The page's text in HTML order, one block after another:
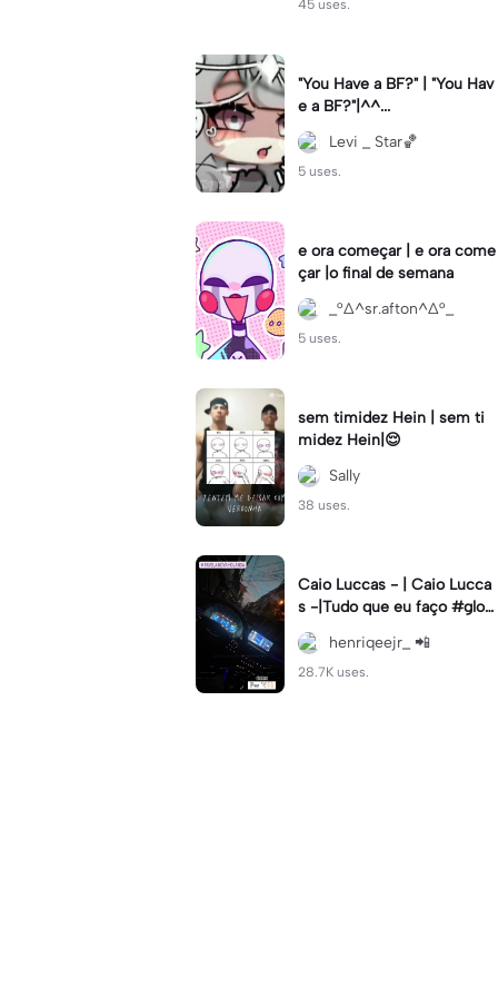
45 uses.
"You Have a BF?" | "You Hav
e a BF?"|^^...
Levi _ Star🏀
5 uses.
e ora começar | e ora come
çar |o final de semana
_°∆^sr.afton^∆°_
5 uses.
sem timidez Hein | sem ti
midez Hein|😌
Sally
38 uses.
Caio Luccas - | Caio Lucca
s -|Tudo que eu faço #glow
up#caioluccas#tipografia#l
yricshenriqeejr_ 📲
28.7K uses.